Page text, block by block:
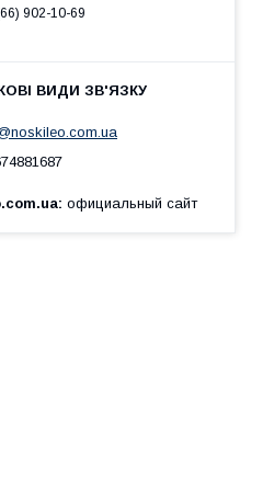
902-10-69
официальный сайт